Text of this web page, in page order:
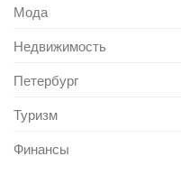
Мода
Недвижимость
Петербург
Туризм
Финансы